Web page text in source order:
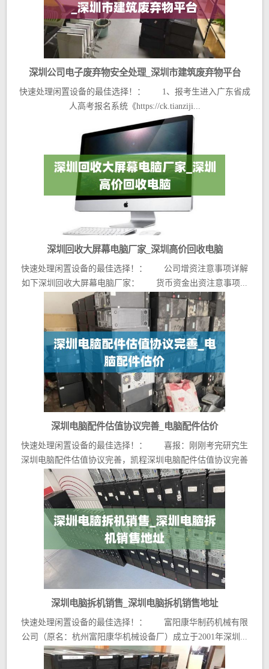
深圳公司电子废弃物安全处理_深圳市建筑废弃物平台
快速处理闲置设备的最佳选择！： 1、报考生进入广东省成
人高考报名系统《https://ck.tianziji...
深圳回收大屏幕电脑厂家_深圳高价回收电脑
快速处理闲置设备的最佳选择！： 公司增资注意事项详解
如下深圳回收大屏幕电脑厂家： 货币资金出资注意事项...
深圳电脑配件估值协议完善_电脑配件估价
快速处理闲置设备的最佳选择！： 喜报：刚刚考完研究生
深圳电脑配件估值协议完善，凯程深圳电脑配件估值协议完善
的...
深圳电脑拆机销售_深圳电脑拆机销售地址
快速处理闲置设备的最佳选择！： 富阳康华制药机械有限
公司（原名：杭州富阳康华机械设备厂）成立于2001年深圳...